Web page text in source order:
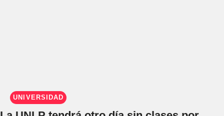
UNIVERSIDAD